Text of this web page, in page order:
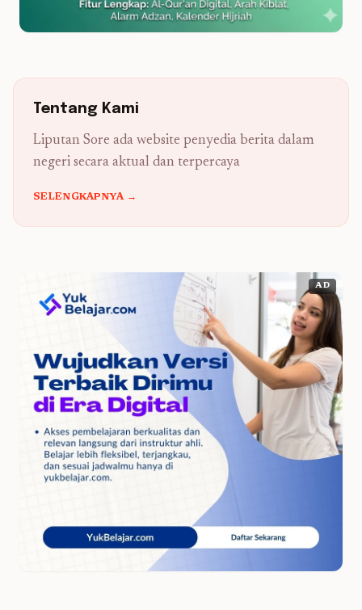
Tentang Kami
Liputan Sore ada website penyedia berita dalam
negeri secara aktual dan terpercaya
SELENGKAPNYA →
AD